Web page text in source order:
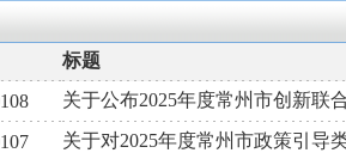
标题
关于公布2025年度常州市创新联
关于对2025年度常州市政策引导